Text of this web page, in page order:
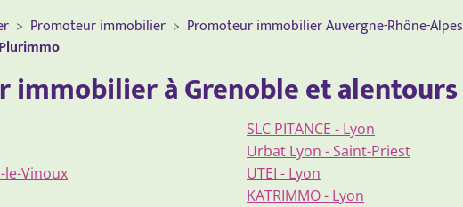
Promoteur immobilier Promoteur immobilier Auvergne-Rhône-Alpes
immobilier à Grenoble et alentours
le-Vinoux
SLC PITANCE - Lyon
Urbat Lyon - Saint-Priest
UTEI - Lyon
KATRIMMO - Lyon